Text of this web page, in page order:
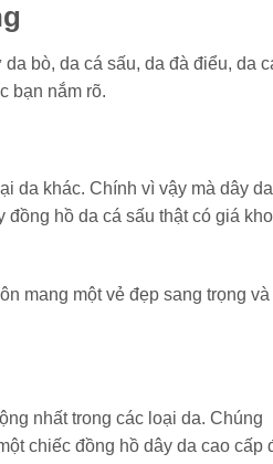
bò, da cá sấu, da đà điểu, da
bạn nắm rõ.
da khác. Chính vì vậy mà dây
đồng hồ da cá sấu thật có giá
mang một vẻ đẹp sang trọng và
nhất trong các loại da. Chúng
chiếc đồng hồ dây da cao cấp